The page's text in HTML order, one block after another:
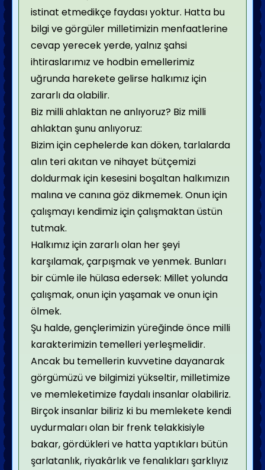
istinat etmedikçe faydası yoktur. Hatta bu
bilgi ve görgüler milletimizin menfaatlerine
cevap yerecek yerde, yalnız şahsi
ihtiraslarımız ve hodbin emellerimiz
uğrunda harekete gelirse halkımız için
zararlı da olabilir.
Biz milli ahlaktan ne anlıyoruz? Biz milli
ahlaktan şunu anlıyoruz:
Bizim için cephelerde kan döken, tarlalarda
alın teri akıtan ve nihayet bütçemizi
doldurmak için kesesini boşaltan halkımızın
malına ve canına göz dikmemek. Onun için
çalışmayı kendimiz için çalışmaktan üstün
tutmak.
Halkımız için zararlı olan her şeyi
karşılamak, çarpışmak ve yenmek. Bunları
bir cümle ile hülasa edersek: Millet yolunda
çalışmak, onun için yaşamak ve onun için
ölmek.
Şu halde, gençlerimizin yüreğinde önce milli
karakterimizin temelleri yerleşmelidir.
Ancak bu temellerin kuvvetine dayanarak
görgümüzü ve bilgimizi yükseltir, milletimize
ve memleketimize faydalı insanlar olabiliriz.
Birçok insanlar biliriz ki bu memlekete kendi
uydurmaları olan bir frenk telakkisiyle
bakar, gördükleri ve hatta yaptıkları bütün
şarlatanlık, riyakârlık ve fenalıkları şarklıyız